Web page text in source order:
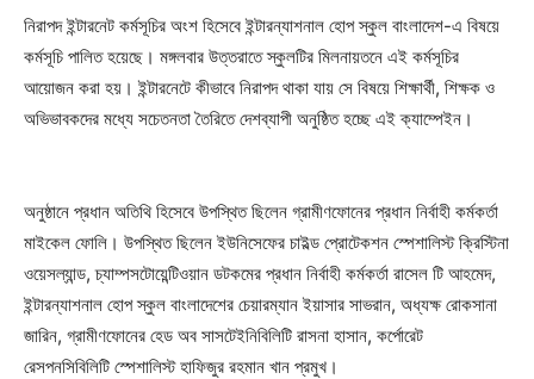
নিরাপদ ইন্টারনেট কর্মসূচির অংশ হিসেবে ইন্টারন্যাশনাল হোপ স্কুল বাংলাদেশ-এ বিষয়ে
কর্মসূচি পালিত হয়েছে। মঙ্গলবার উত্তরাতে স্কুলটির মিলনায়তনে এই কর্মসূচির
আয়োজন করা হয়। ইন্টারনেটে কীভাবে নিরাপদ থাকা যায় সে বিষয়ে শিক্ষার্থী, শিক্ষক ও
অভিভাবকদের মধ্যে সচেতনতা তৈরিতে দেশব্যাপী অনুষ্ঠিত হচ্ছে এই ক্যাম্পেইন।
অনুষ্ঠানে প্রধান অতিথি হিসেবে উপস্থিত ছিলেন গ্রামীণফোনের প্রধান নির্বাহী কর্মকর্তা
মাইকেল ফোলি। উপস্থিত ছিলেন ইউনিসেফের চাইল্ড প্রোটেকশন স্পেশালিস্ট ক্রিস্টিনা
ওয়েসল্যান্ড, চ্যাম্পসটোয়েন্টিওয়ান ডটকমের প্রধান নির্বাহী কর্মকর্তা রাসেল টি আহমেদ,
ইন্টারন্যাশনাল হোপ স্কুল বাংলাদেশের চেয়ারম্যান ইয়াসার সাভরান, অধ্যক্ষ রোকসানা
জারিন, গ্রামীণফোনের হেড অব সাসটেইনিবিলিটি রাসনা হাসান, কর্পোরেট
রেসপনসিবিলিটি স্পেশালিস্ট হাফিজুর রহমান খান প্রমুখ।